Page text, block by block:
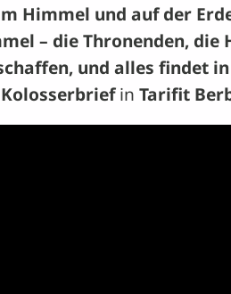
Himmel und auf der
– die Thronenden, die
und alles findet
Kolosserbriefin Tarifit